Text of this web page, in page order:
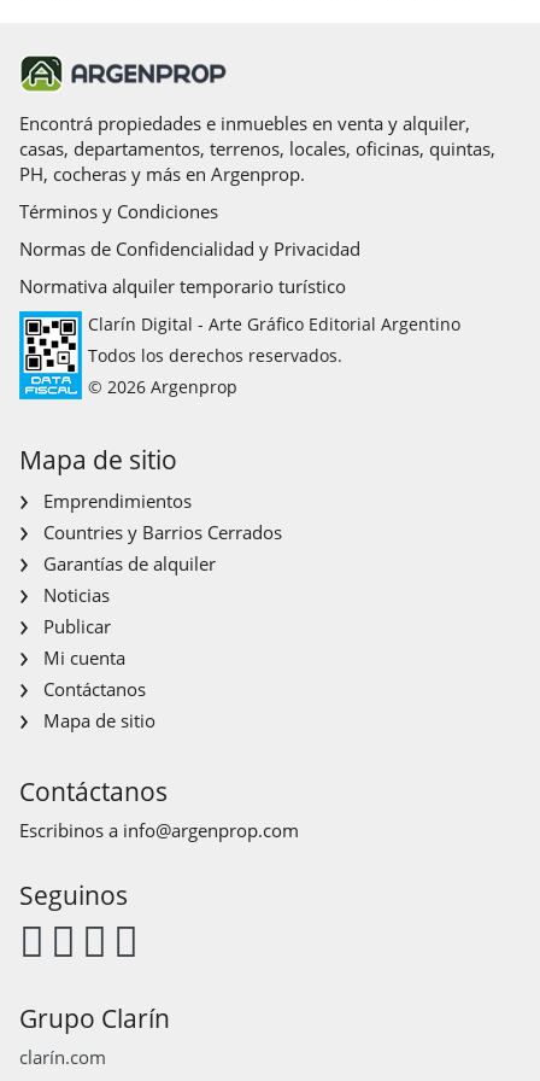
Instalaciones
Baños
? ?Instalación de agua sanitaria por cañerías de termo fusión.
? ?Instalación de cloacas sanitaria en PVC reforzada Awaduct
? ?todos los inodoros y bidet son Piazza Amalfi con tapa y
? ?Los vanitorys son de madera con bacha blanca.
Gas
? ?Instalaciones de gas con sistema Sigas termofusión.
Instalación eléctrica
interruptores aprobados.
? ?5 circuitos independientes con puesta a tierra vía jabalina.
? ?Disyuntor diferencial para toda la instalación.( monofasico)
Suministros de agua y calefacción
? ?Calefacción por losa radiante.
? ?Tanque cisterna con bomba presurizadora para toda la
cañeria.
? ?Caldera dual marca Ferroli Nomina 24 italiana.
Encontrá propiedades e inmuebles en venta y alquiler,
casas, departamentos, terrenos, locales, oficinas, quintas,
PH, cocheras y más en Argenprop.
Términos y Condiciones
Normas de Confidencialidad y Privacidad
Normativa alquiler temporario turístico
Clarín Digital - Arte Gráfico Editorial Argentino
Todos los derechos reservados.
© 2026 Argenprop
Mapa de sitio
Emprendimientos
Countries y Barrios Cerrados
Garantías de alquiler
Noticias
Publicar
Mi cuenta
Contáctanos
Mapa de sitio
Contáctanos
Escribinos a info@argenprop.com
Seguinos
Grupo Clarín
clarín.com